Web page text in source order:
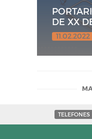
DE XX
11.02.2022
TELEFONES